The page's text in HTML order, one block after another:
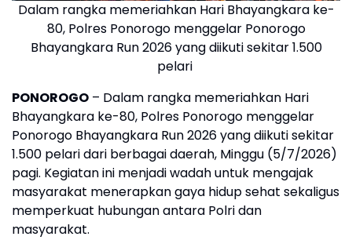
Dalam rangka memeriahkan Hari Bhayangkara ke-
80, Polres Ponorogo menggelar Ponorogo
Bhayangkara Run 2026 yang diikuti sekitar 1.500
pelari
PONOROGO – Dalam rangka memeriahkan Hari
Bhayangkara ke-80, Polres Ponorogo menggelar
Ponorogo Bhayangkara Run 2026 yang diikuti sekitar
1.500 pelari dari berbagai daerah, Minggu (5/7/2026)
pagi. Kegiatan ini menjadi wadah untuk mengajak
masyarakat menerapkan gaya hidup sehat sekaligus
memperkuat hubungan antara Polri dan
masyarakat.